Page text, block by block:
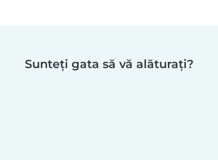
Sunteți gata să vă alăturați?